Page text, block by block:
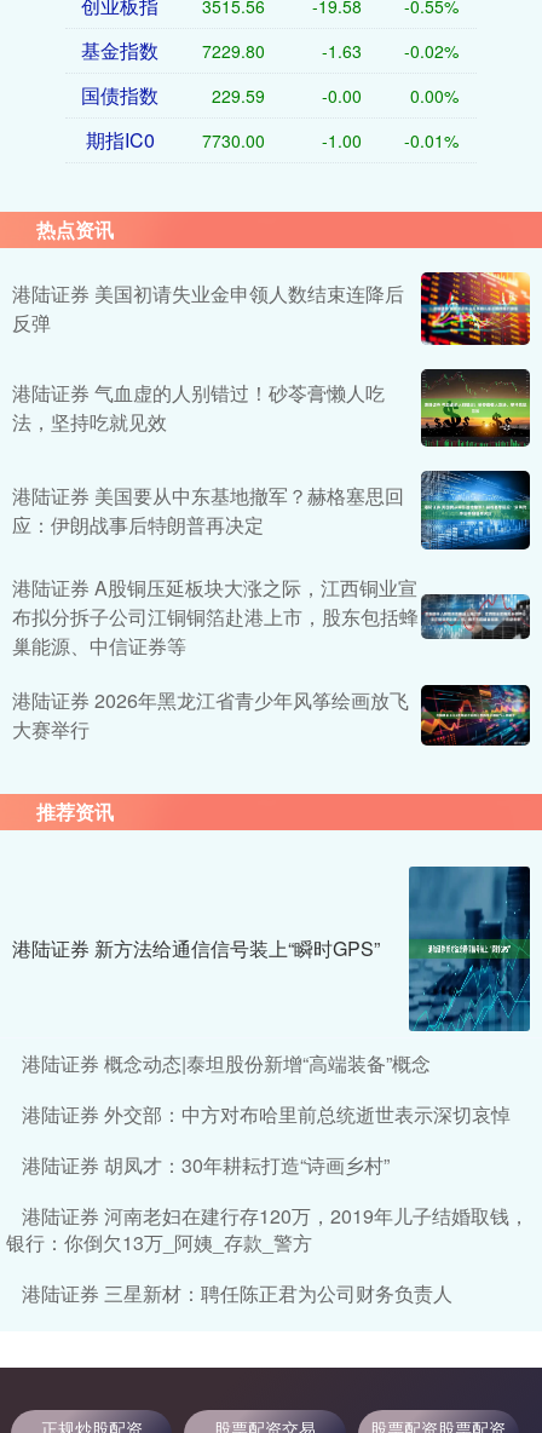
创业板指 3515.56 -19.58 -0.55%
基金指数 7229.80 -1.63 -0.02%
国债指数 229.59 -0.00 0.00%
期指IC0 7730.00 -1.00 -0.01%
热点资讯
港陆证券 美国初请失业金申领人数结束连降后
反弹
港陆证券 气血虚的人别错过！砂苓膏懒人吃
法，坚持吃就见效
港陆证券 美国要从中东基地撤军？赫格塞思回
应：伊朗战事后特朗普再决定
港陆证券 A股铜压延板块大涨之际，江西铜业宣
布拟分拆子公司江铜铜箔赴港上市，股东包括蜂
巢能源、中信证券等
港陆证券 2026年黑龙江省青少年风筝绘画放飞
大赛举行
推荐资讯
港陆证券 新方法给通信信号装上“瞬时GPS”
港陆证券 概念动态|泰坦股份新增“高端装备”概念
港陆证券 外交部：中方对布哈里前总统逝世表示深切哀悼
港陆证券 胡凤才：30年耕耘打造“诗画乡村”
港陆证券 河南老妇在建行存120万，2019年儿子结婚取钱，
银行：你倒欠13万_阿姨_存款_警方
港陆证券 三星新材：聘任陈正君为公司财务负责人